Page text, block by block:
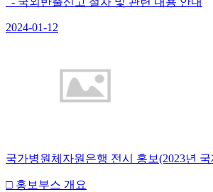
2024-01-12
국가병원체자원은행 전시 홍보(2023년
□ 홍보부스 개요